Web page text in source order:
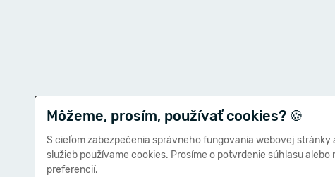
Môžeme, prosím, používať cookies? 🍪
S cieľom zabezpečenia správneho fungovania webovej stránky
služieb používame cookies. Prosíme o potvrdenie súhlasu alebo
preferencií.